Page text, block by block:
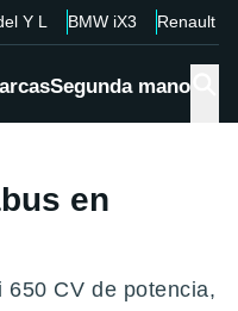
Y L BMW iX3 Renault
Segunda mano
en
CV de potencia,